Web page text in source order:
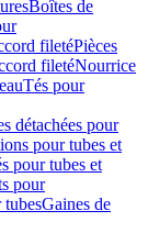
Boîtes de
filetéPièces
filetéNourrice
Tés pour
détachées pour
pour tubes et
pour tubes et
pour
Gaines de